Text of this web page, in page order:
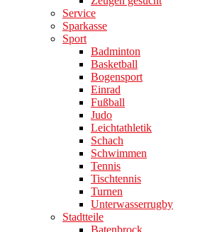
Service
Sparkasse
Sport
Badminton
Basketball
Bogensport
Einrad
Fußball
Judo
Leichtathletik
Schach
Schwimmen
Tennis
Tischtennis
Turnen
Unterwasserrugby
Stadtteile
Batenbrock